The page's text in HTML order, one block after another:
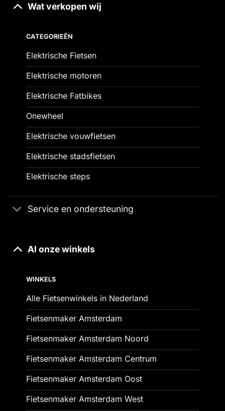
Wat verkopen wij
CATEGORIEËN
Elektrische Fietsen
Elektrische motoren
Elektrische Fatbikes
Onewheel
Elektrische vouwfietsen
Elektrische stadsfietsen
Elektrische steps
Service en ondersteuning
Al onze winkels
WINKELS
Alle Fietsenwinkels in Nederland
Fietsenmaker Amsterdam
Fietsenmaker Amsterdam Noord
Fietsenmaker Amsterdam Centrum
Fietsenmaker Amsterdam Oost
Fietsenmaker Amsterdam West